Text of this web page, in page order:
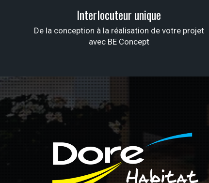
Interlocuteur unique
De la conception à la réalisation de votre projet
avec BE Concept